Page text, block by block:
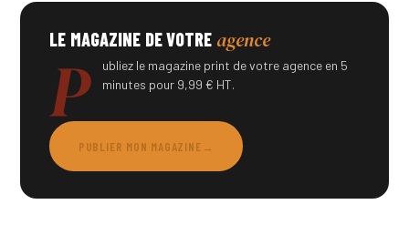
LE MAGAZINE DE VOTRE agence
P
ubliez le magazine print de votre agence en 5
minutes pour 9,99 € HT.
PUBLIER MON MAGAZINE →